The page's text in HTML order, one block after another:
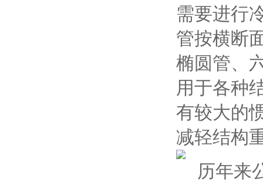
需要进行
管按横断
椭圆管、
用于各种
有较大的
减轻结构
历年来